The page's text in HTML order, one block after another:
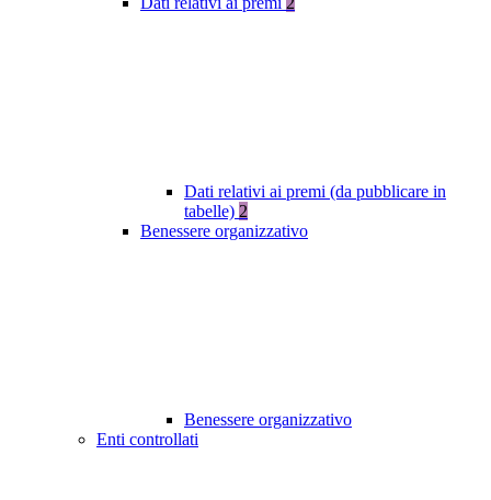
Dati relativi ai premi (da pubblicare in
tabelle) 2
Benessere organizzativo
Benessere organizzativo
Enti controllati